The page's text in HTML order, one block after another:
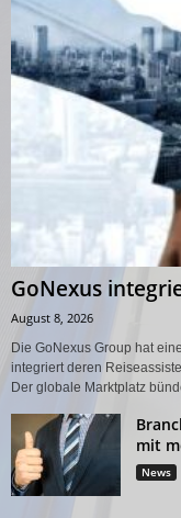
GoNexus
August 8, 2026
Die GoNexus Group hat
integriert deren
Der globale Marktplatz
mit
News